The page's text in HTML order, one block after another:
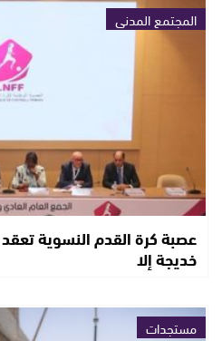
المجتمع المدني
عصبة كرة القدم النسوية
خديجة إلا
مستجدات